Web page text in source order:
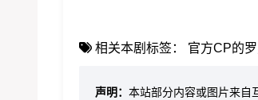
相关本剧标签： 官方CP的
声明： 本站部分内容或图片来自